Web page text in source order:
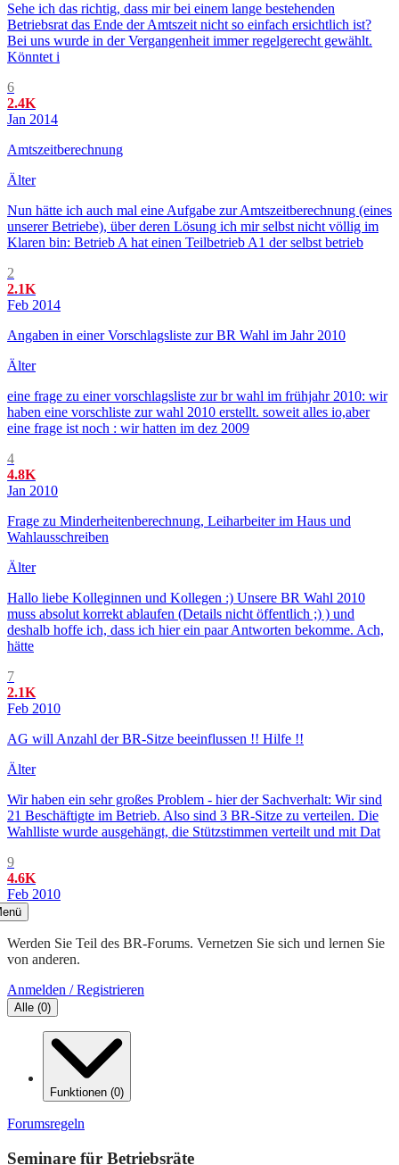
Sehe ich das richtig, dass mir bei einem lange bestehenden
Betriebsrat das Ende der Amtszeit nicht so einfach ersichtlich ist?
Bei uns wurde in der Vergangenheit immer regelgerecht gewählt.
Könntet i
6
2.4K
Jan 2014
Amtszeitberechnung
Älter
Nun hätte ich auch mal eine Aufgabe zur Amtszeitberechnung (eines
unserer Betriebe), über deren Lösung ich mir selbst nicht völlig im
Klaren bin: Betrieb A hat einen Teilbetrieb A1 der selbst betrieb
2
2.1K
Feb 2014
Angaben in einer Vorschlagsliste zur BR Wahl im Jahr 2010
Älter
eine frage zu einer vorschlagsliste zur br wahl im frühjahr 2010: wir
haben eine vorschliste zur wahl 2010 erstellt. soweit alles io,aber
eine frage ist noch : wir hatten im dez 2009
4
4.8K
Jan 2010
Frage zu Minderheitenberechnung, Leiharbeiter im Haus und
Wahlausschreiben
Älter
Hallo liebe Kolleginnen und Kollegen :) Unsere BR Wahl 2010
muss absolut korrekt ablaufen (Details nicht öffentlich ;) ) und
deshalb hoffe ich, dass ich hier ein paar Antworten bekomme. Ach,
hätte
7
2.1K
Feb 2010
AG will Anzahl der BR-Sitze beeinflussen !! Hilfe !!
Älter
Wir haben ein sehr großes Problem - hier der Sachverhalt: Wir sind
21 Beschäftigte im Betrieb. Also sind 3 BR-Sitze zu verteilen. Die
Wahlliste wurde ausgehängt, die Stützstimmen verteilt und mit Dat
9
4.6K
Feb 2010
Werden Sie Teil des BR-Forums. Vernetzen Sie sich und lernen Sie
von anderen.
Anmelden / Registrieren
Alle (0)
Funktionen (0)
Forumsregeln
Seminare für Betriebsräte